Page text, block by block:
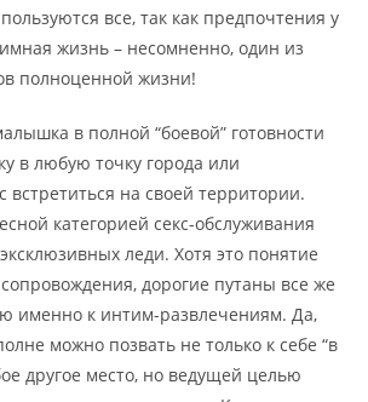
все, так как предпочтения у
жизнь – несомненно, один из
полноценной жизни!
в полной “боевой” готовности
в любую точку города или
встретиться на своей территории.
категорией секс-обслуживания
леди. Хотя это понятие
дорогие путаны все же
именно к интим-развлечениям. Да,
можно позвать не только к себе “в
другое место, но ведущей целью